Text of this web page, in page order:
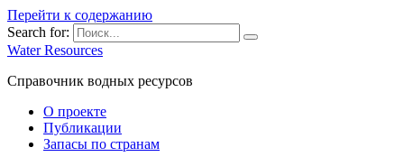
Перейти к содержанию
Search for:
Water Resources
Справочник водных ресурсов
О проекте
Публикации
Запасы по странам